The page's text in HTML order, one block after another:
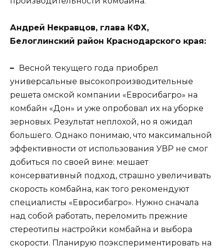
Андрей Некравцов, глава КФХ,
Белоглинский район Краснодарского края:
– Весной текущего года приобрел
универсальные высокопроизводительные
решета омской компании «Евросибагро» на
комбайн «Дон» и уже опробовал их на уборке
зерновых. Результат неплохой, но я ожидал
большего. Однако понимаю, что максимальной
эффективности от использования УВР не смог
добиться по своей вине: мешает
консервативный подход, страшно увеличивать
скорость комбайна, как того рекомендуют
специалисты «Евросибагро». Нужно сначала
над собой работать, переломить прежние
стереотипы настройки комбайна и выбора
скорости. Планирую поэкспериментировать на